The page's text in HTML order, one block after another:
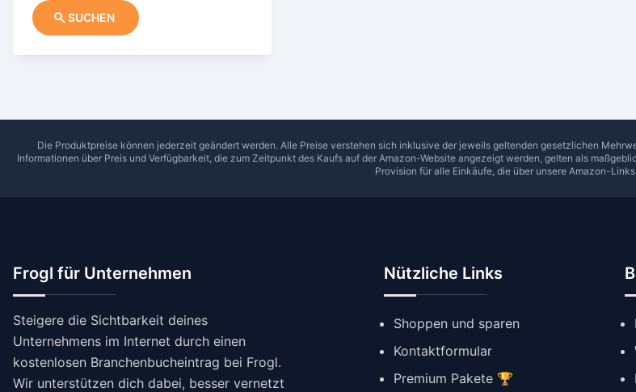
SUCHEN
Die Produktpreise können jederzeit geändert werden. Alle Preise verstehen sich inklusive der jeweils geltenden gesetzlichen
Informationen über Preis und Verfügbarkeit, die zum Zeitpunkt des Kaufs auf der Amazon-Website angezeigt werden, gelten als
Provision für alle Einkäufe, die über unsere Amazon-
Frogl für Unternehmen
Steigere die Sichtbarkeit deines
Unternehmens im Internet durch einen
kostenlosen Branchenbucheintrag bei Frogl.
Wir unterstützen dich dabei, besser vernetzt
Nützliche Links
Shoppen und sparen
Kontaktformular
Premium Pakete 🏆